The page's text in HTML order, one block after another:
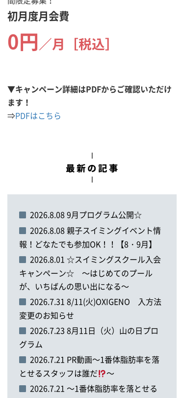
初月度月会費
0円／月［税込］
▼キャンペーン詳細はPDFからご確認いただけ
ます！
⇒PDFはこちら
2026.8.08 9月プログラム公開☆
2026.8.08 親子スイミングイベント情
報！どなたでも参加OK！！【8・9月】
2026.8.01 ☆スイミングスクール入会
キャンペーン☆ ～はじめてのプール
が、いちばんの思い出になる～
2026.7.31 8/11(火)OXIGENO 入方法
変更のお知らせ
2026.7.23 8月11日（火）山の日プロ
グラム
2026.7.21 PR動画～1番体脂肪率を落
とせるスタッフは誰だ
～
2026.7.21 ～1番体脂肪率を落とせる